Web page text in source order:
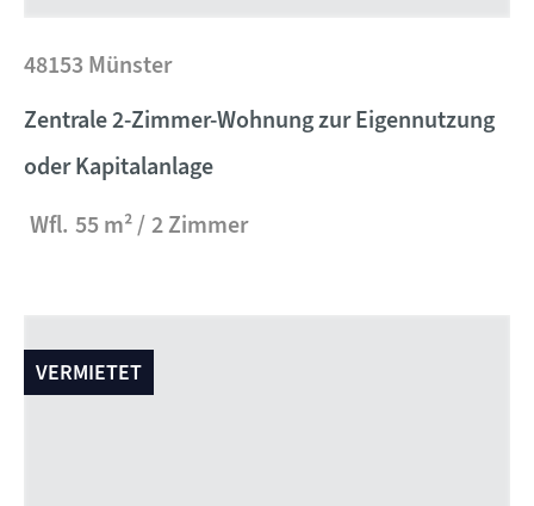
48153 Münster
Zentrale 2-Zimmer-Wohnung zur Eigennutzung
oder Kapitalanlage
Wfl. 55 m² 2 Zimmer
VERMIETET